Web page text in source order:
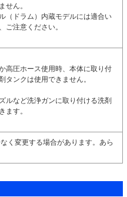
せん。
ドラム）内蔵モデルには適合い
ご注意ください。
高圧ホース使用時、本体に取り付
タンクは使用できません。
ルなど洗浄ガンに取り付ける洗剤
ます。
く変更する場合があります。あら